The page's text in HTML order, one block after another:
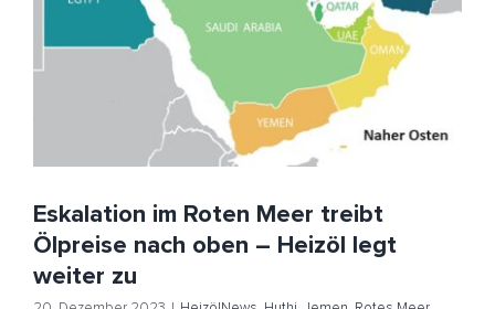
Heizöl legt weiter zu
HeizölNews Huthi Jemen Rotes Meer Suez-Kanal
Eskalation im Roten Meer treibt
Ölpreise nach oben – Heizöl legt
weiter zu